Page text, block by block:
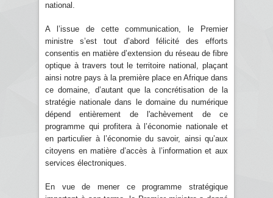
national.
A l’issue de cette communication, le Premier
ministre s’est tout d’abord félicité des efforts
consentis en matière d’extension du réseau de fibre
optique à travers tout le territoire national, plaçant
ainsi notre pays à la première place en Afrique dans
ce domaine, d’autant que la concrétisation de la
stratégie nationale dans le domaine du numérique
dépend entièrement de l'achèvement de ce
programme qui profitera à l’économie nationale et
en particulier à l’économie du savoir, ainsi qu’aux
citoyens en matière d’accès à l’information et aux
services électroniques.
En vue de mener ce programme stratégique